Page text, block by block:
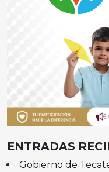
ENTRADAS
Gobierno de